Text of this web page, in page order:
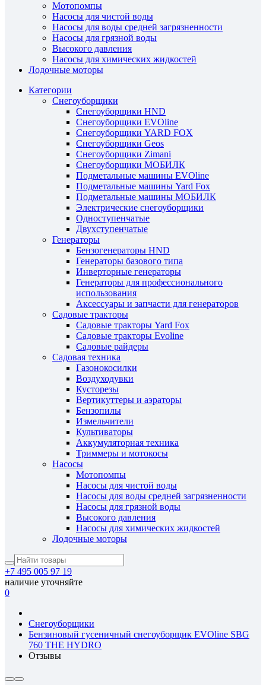
Мотопомпы
Насосы для чистой воды
Насосы для воды средней загрязненности
Насосы для грязной воды
Высокого давления
Насосы для химических жидкостей
Лодочные моторы
Категории
Снегоуборщики
Снегоуборщики HND
Снегоуборщики EVOline
Снегоуборщики YARD FOX
Снегоуборщики Geos
Снегоуборщики Zimani
Снегоуборщики МОБИЛК
Подметальные машины EVOline
Подметальные машины Yard Fox
Подметальные машины МОБИЛК
Электрические снегоуборщики
Одноступенчатые
Двухступенчатые
Генераторы
Бензогенераторы HND
Генераторы базового типа
Инверторные генераторы
Генераторы для профессионального
использования
Аксессуары и запчасти для генераторов
Садовые тракторы
Садовые тракторы Yard Fox
Садовые тракторы Evoline
Садовые райдеры
Садовая техника
Газонокосилки
Воздуходувки
Кусторезы
Вертикуттеры и аэраторы
Бензопилы
Измельчители
Культиваторы
Аккумуляторная техника
Триммеры и мотокосы
Насосы
Мотопомпы
Насосы для чистой воды
Насосы для воды средней загрязненности
Насосы для грязной воды
Высокого давления
Насосы для химических жидкостей
Лодочные моторы
+7 495 005 97 19
наличие уточняйте
0
Снегоуборщики
Бензиновый гусеничный снегоуборщик EVOline SBG
760 THE HYDRO
Отзывы